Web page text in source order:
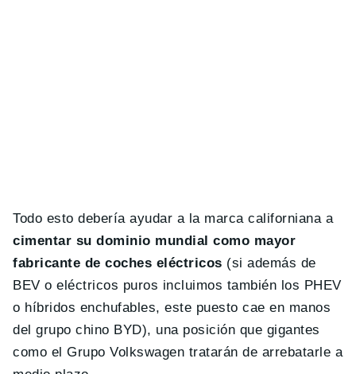
Todo esto debería ayudar a la marca californiana a
cimentar su dominio mundial como mayor
fabricante de coches eléctricos (si además de
BEV o eléctricos puros incluimos también los PHEV
o híbridos enchufables, este puesto cae en manos
del grupo chino BYD), una posición que gigantes
como el Grupo Volkswagen tratarán de arrebatarle a